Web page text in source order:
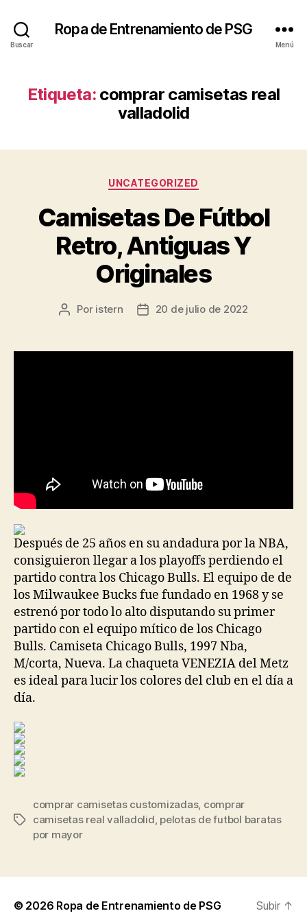
Buscar
Ropa de Entrenamiento de PSG
Menú
Etiqueta: comprar camisetas real
valladolid
Categorías
UNCATEGORIZED
Camisetas De Fútbol
Retro, Antiguas Y
Originales
Autor
entrada
Por istern
Fecha
entrada
20 de julio de 2022
Después de 25 años en su andadura por la NBA,
consiguieron llegar a los playoffs perdiendo el
partido contra los Chicago Bulls. El equipo de de
los Milwaukee Bucks fue fundado en 1968 y se
estrenó por todo lo alto disputando su primer
partido con el equipo mítico de los Chicago
Bulls. Camiseta Chicago Bulls, 1997 Nba,
M/corta, Nueva. La chaqueta VENEZIA del Metz
es ideal para lucir los colores del club en el día a
día.
Etiquetas
comprar camisetas customizadas, comprar
camisetas real valladolid, pelotas de futbol baratas
por mayor
© 2026 Ropa de Entrenamiento de PSG Subir ↑